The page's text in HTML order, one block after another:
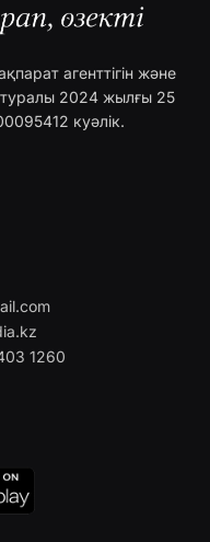
агенттігін және
2024 жылғы 25
куәлік.
1260